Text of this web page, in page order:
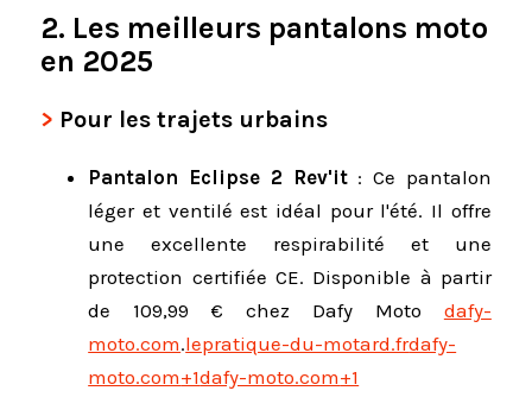
2. Les meilleurs pantalons moto
en 2025
Pour les trajets urbains
Pantalon Eclipse 2 Rev'it:Ce pantalon
léger et ventilé est idéal pour l'été. Il offre
une excellente respirabilité et une
protection certifiée CE. Disponible à partir
de 109,99 € chez Dafy Moto
dafy-
moto.com.lepratique-du-motard.frdafy-
moto.com+1dafy-moto.com+1